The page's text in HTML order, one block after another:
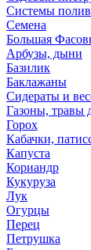
Системы
Семена
Большая
Арбузы, дыни
Базилик
Баклажаны
Сидераты и
Газоны, травы
Горох
Кабачки,
Капуста
Кориандр
Кукуруза
Лук
Огурцы
Перец
Петрушка